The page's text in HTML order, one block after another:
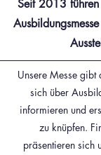
Seit 2013
Unsere Messe gibt
sich über
informieren und
zu knüpfen.
präsentieren sich